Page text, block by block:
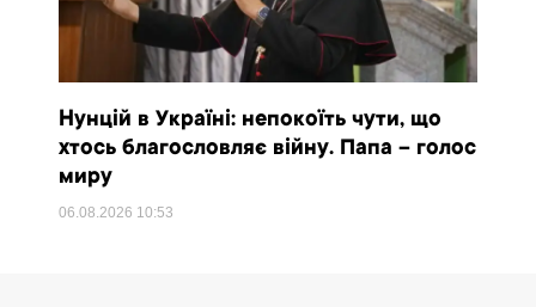
Нунцій в Україні: непокоїть чути, що
хтось благословляє війну. Папа – голос
миру
06.08.2026 10:53